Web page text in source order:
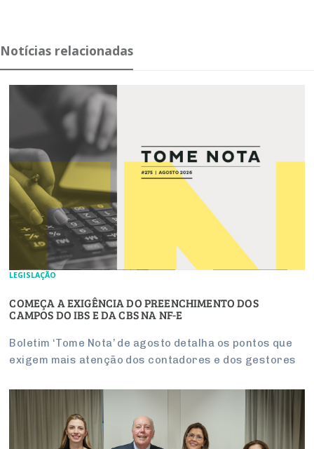
Notícias relacionadas
LEGISLAÇÃO
COMEÇA A EXIGÊNCIA DO PREENCHIMENTO DOS
CAMPOS DO IBS E DA CBS NA NF-E
Boletim ‘Tome Nota’ de agosto detalha os pontos que
exigem mais atenção dos contadores e dos gestores